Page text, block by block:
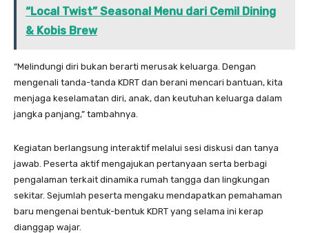
“Local Twist” Seasonal Menu dari Cemil Dining
& Kobis Brew
“Melindungi diri bukan berarti merusak keluarga. Dengan
mengenali tanda-tanda KDRT dan berani mencari bantuan, kita
menjaga keselamatan diri, anak, dan keutuhan keluarga dalam
jangka panjang,” tambahnya.
Kegiatan berlangsung interaktif melalui sesi diskusi dan tanya
jawab. Peserta aktif mengajukan pertanyaan serta berbagi
pengalaman terkait dinamika rumah tangga dan lingkungan
sekitar. Sejumlah peserta mengaku mendapatkan pemahaman
baru mengenai bentuk-bentuk KDRT yang selama ini kerap
dianggap wajar.